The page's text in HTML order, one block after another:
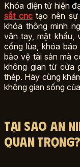
Khóa điện tử hiện
sắt cnctạo nên sự
khóa thông minh
vân tay, mật khẩu,
cổng lùa, khóa
bảo vệ tài sản mà
không gian từ cửa
thép. Hãy cùng
không gian sống
Tại Sao An
Quan Trọng?